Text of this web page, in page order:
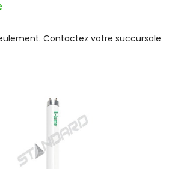
Contactez votre succursale